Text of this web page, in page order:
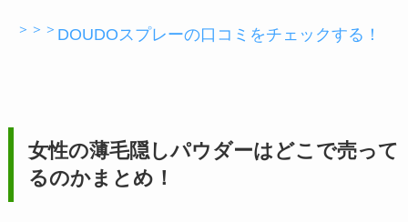
＞＞＞ DOUDOスプレーの口コミをチェックする！
女性の薄毛隠しパウダーはどこで売って
るのかまとめ！